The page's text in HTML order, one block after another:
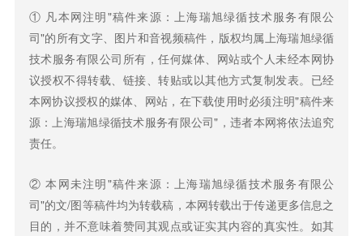
① 凡本网注明"稿件来源：
上海瑞旭绿循技术服务有限公
司"的所有文字、图片和音视频稿件，版权均属 上海瑞旭绿循
技术服务有限公司 所有，任何媒体、网站或个人未经本网协
议授权不得转载、链接、转贴或以其他方式复制发表。已经
本网协议授权的媒体、网站，在下载使用时必须注明"稿件来
源： 上海瑞旭绿循技术服务有限公司"，违者本网将依法追究
责任。
② 本网未注明"稿件来源：
上海瑞旭绿循技术服务有限公
司"的文/图等稿件均为转载稿，本网转载出于传递更多信息之
目的，并不意味着赞同其观点或证实其内容的真实性。如其